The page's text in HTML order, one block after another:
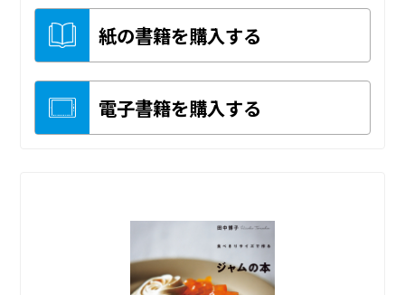
紙の書籍を購入する
電子書籍を購入する